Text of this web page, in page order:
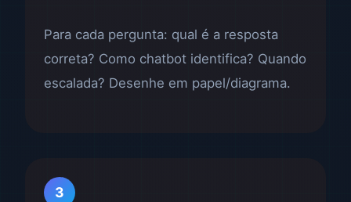
Para cada pergunta: qual é a resposta
correta? Como chatbot identifica? Quando
escalada? Desenhe em papel/diagrama.
3